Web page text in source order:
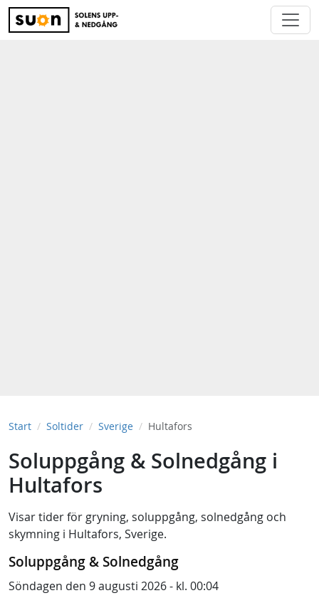
Start Soltider Sverige Hultafors
Soluppgång & Solnedgång i
Hultafors
Visar tider för gryning, soluppgång, solnedgång och
skymning i Hultafors, Sverige.
Soluppgång & Solnedgång
Söndagen den 9 augusti 2026 - kl. 00:04